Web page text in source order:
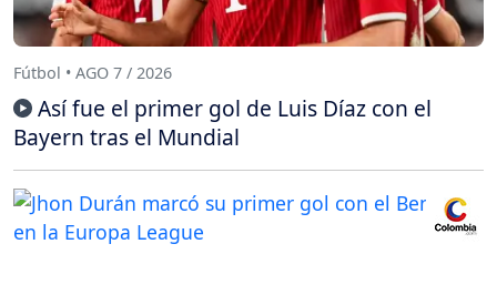
Fútbol • AGO 7 / 2026
Así fue el primer gol de Luis Díaz con el
Bayern tras el Mundial